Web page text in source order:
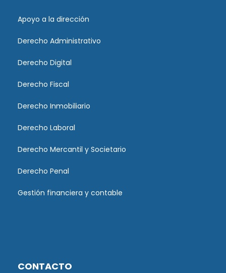
Apoyo a la dirección
Derecho Administrativo
Derecho Digital
Derecho Fiscal
Derecho Inmobiliario
Derecho Laboral
Derecho Mercantil y Societario
Derecho Penal
Gestión financiera y contable
CONTACTO